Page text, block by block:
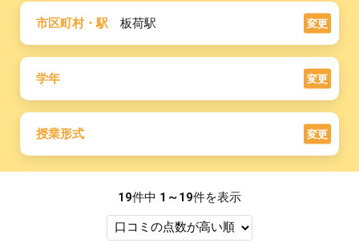
市区町村・駅 板荷駅 変更
学年 変更
授業形式 変更
19件中 1～19件を表示